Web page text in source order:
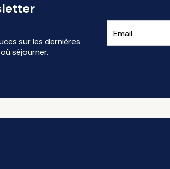
sur les dernières
séjourner.